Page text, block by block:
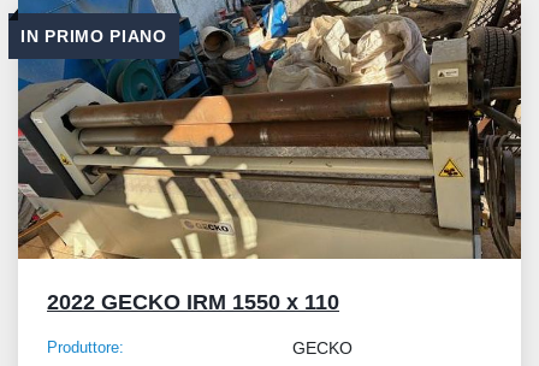
IN PRIMO PIANO
2022 GECKO IRM 1550 x 110
Produttore: GECKO